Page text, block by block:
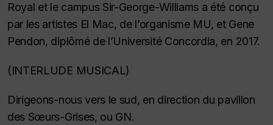
Royal et le campus Sir-George-Williams a été conçu
par les artistes El Mac, de l’organisme MU, et Gene
Pendon, diplômé de l’Université Concordia, en 2017.
(INTERLUDE MUSICAL)
Dirigeons-nous vers le sud, en direction du pavillon
des Sœurs-Grises, ou GN.